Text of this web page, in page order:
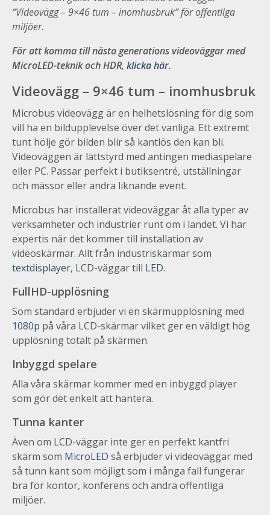
“Videovägg – 9×46 tum – inomhusbruk” för offentliga
miljöer.
För att komma till nästa generations videoväggar med
MicroLED-teknik och HDR, klicka här.
Videovägg – 9×46 tum – inomhusbruk
Microbus videovägg är en helhetslösning för dig som
vill ha en bildupplevelse över det vanliga. Ett extremt
tunt hölje gör bilden blir så kantlös den kan bli.
Videoväggen är lättstyrd med antingen mediaspelare
eller PC. Passar perfekt i butiksentré, utställningar
och mässor eller andra liknande event.
Microbus har installerat videoväggar åt alla typer av
verksamheter och industrier runt om i landet. Vi har
expertis när det kommer till installation av
videoskärmar. Allt från industriskärmar som
textdisplayer, LCD-väggar till LED.
FullHD-upplösning
Som standard erbjuder vi en skärmupplösning med
1080p på våra LCD-skärmar vilket ger en väldigt hög
upplösning totalt på skärmen.
Inbyggd spelare
Alla våra skärmar kommer med en inbyggd player
som gör det enkelt att hantera.
Tunna kanter
Även om LCD-väggar inte ger en perfekt kantfri
skärm som MicroLED så erbjuder vi videoväggar med
så tunn kant som möjligt som i många fall fungerar
bra för kontor, konferens och andra offentliga
miljöer.